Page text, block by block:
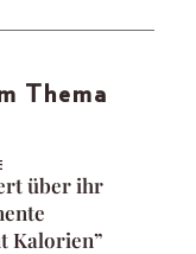
Thema
über ihr
Kalorien”